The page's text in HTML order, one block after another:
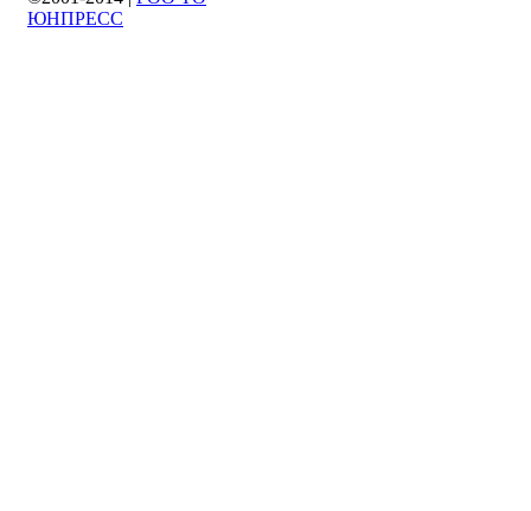
ЮНПРЕСС